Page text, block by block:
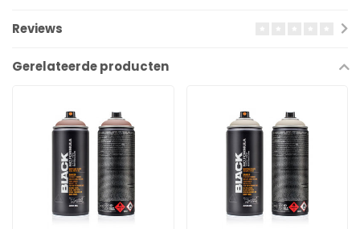
Reviews
Gerelateerde producten